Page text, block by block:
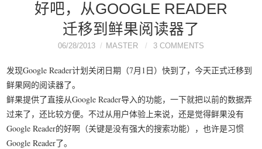
KVM虚拟化原理与实践
（连载）
《KVM虚拟化技术：实
战与原理解析》
关于本博客
好吧，从GOOGLE READER
迁移到鲜果阅读器了
06/28/2013 MASTER 3 COMMENTS
发现Google Reader计划关闭日期（7月1日）快到了，今天正式迁移到
鲜果网的阅读器了。
鲜果提供了直接从Google Reader导入的功能，一下就把以前的数据弄
过来了，还比较方便。不过从用户体验上来说，还是觉得鲜果没有
Google Reader的好啊（关键是没有强大的搜索功能），也许是习惯
Google Reader了。